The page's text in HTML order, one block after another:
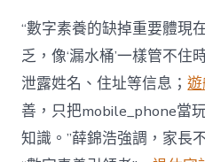
“數字素養的缺掉重要體現
乏，像‘漏水桶’一樣管不
泄露姓名、住址等信息；
善，只把mobile_phone當
知識。”薛錦浩強調，家長